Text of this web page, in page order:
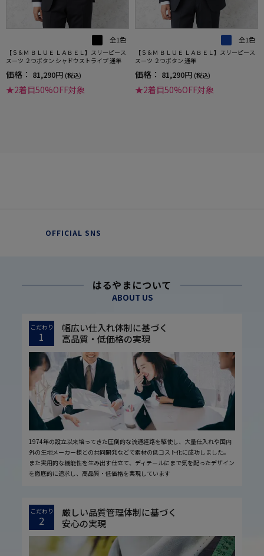
全1色
【Ｓ＆Ｍ ＢＬＵＥ ＬＡＢＥＬ】スリーピース
スーツ ２つボタン シャドウストライプ 通年
価格： 81,290円 (税込)
★2着目50%OFF対象
全1色
【Ｓ＆Ｍ ＢＬＵＥ ＬＡＢＥＬ】スリーピース
スーツ ２つボタン 通年
価格： 81,290円 (税込)
★2着目50%OFF対象
OFFICIAL SNS
はるやまについて
ABOUT US
こだわり
1
幅広い仕入れ体制に基づく
高品質・低価格の実現
1974年の設立以来培ってきた圧倒的な流通経路を駆使し、大量仕入れや国内
外の生地メーカー様との共同開発などで素材の低コスト化に成功しました。
また実用的な機能性を生み出す仕立て、ディテールにまで気を配ったデザイン
を徹底的に追求し、高品質・低価格を実現しています
こだわり
2
厳しい品質管理体制に基づく
安心の実現